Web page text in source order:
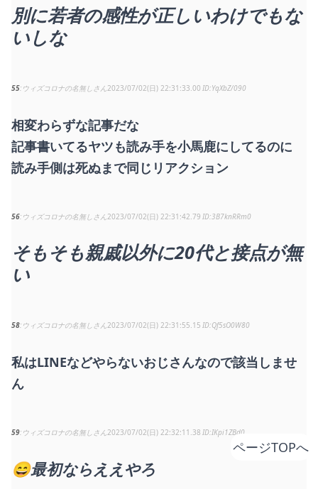
別に若者の感性が正しいわけでもな
いしな
55 ウィズコロナの名無しさん2023/07/02(日) 22:31:33.00 YqXbZ/090
相変わらずな記事だな
記事書いてるヤツも読み手を小馬鹿にしてるのに
読み手側は死ぬまで同じリアクション
56 ウィズコロナの名無しさん2023/07/02(日) 22:31:42.79 3B7knRRm0
そもそも親戚以外に20代と接点が無
い
58 ウィズコロナの名無しさん2023/07/02(日) 22:31:55.15 Qf5sO0W80
私はLINEなどやらないおじさんなので該当しませ
ん
59 ウィズコロナの名無しさん2023/07/02(日) 22:32:11.38 IKpi1ZBd0
😄最初ならええやろ
ページTOPへ